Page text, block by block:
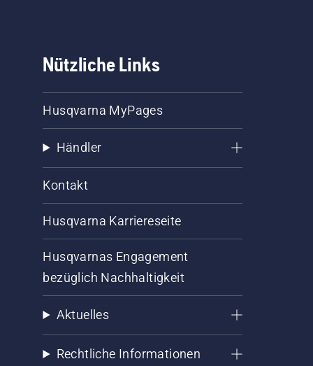
Nützliche Links
Husqvarna MyPages
Händler
Kontakt
Husqvarna Karriereseite
Husqvarnas Engagement
bezüglich Nachhaltigkeit
Aktuelles
Rechtliche Informationen